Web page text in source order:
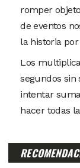
romper
de eventos
la historia
Los
segundos
intentar
hacer todas